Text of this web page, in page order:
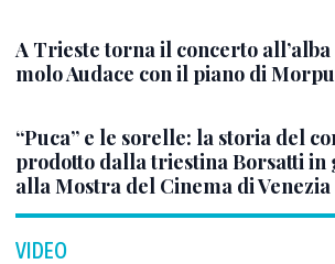
A Trieste torna il concerto all’alba
molo Audace con il piano di
“Puca” e le sorelle: la storia del
prodotto dalla triestina Borsatti in
alla Mostra del Cinema di Venezia
VIDEO